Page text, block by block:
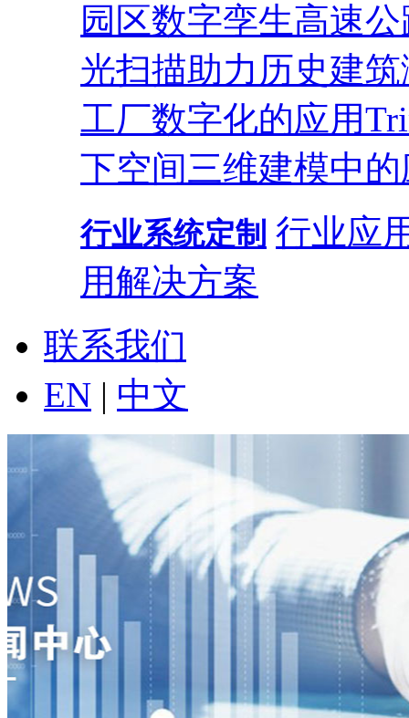
园区数字孪生高速
光扫描助力历史建
工厂数字化的应用
下空间三维建模中
行业系统定制 行业应
用解决方案
联系我们
EN | 中文